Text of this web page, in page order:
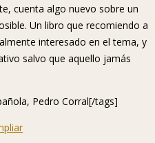
cuenta algo nuevo sobre un
Un libro que recomiendo a
interesado en el tema, y
salvo que aquello jamás
Pedro Corral[/tags]